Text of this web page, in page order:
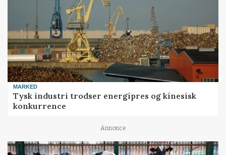
MARKED
Tysk industri trodser energipres og kinesisk
konkurrence
Annonce